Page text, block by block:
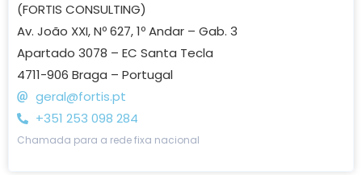
(FORTIS CONSULTING)
Av. João XXI, Nº 627, 1º Andar – Gab. 3
Apartado 3078 – EC Santa Tecla
4711-906 Braga – Portugal
geral@fortis.pt
+351 253 098 284
Chamada para a rede fixa nacional